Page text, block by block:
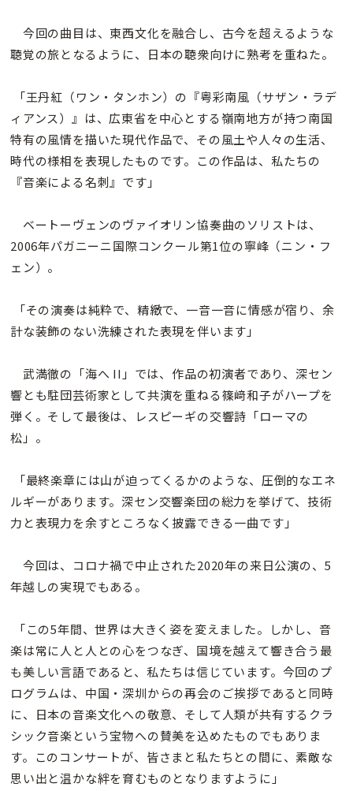
今回の曲目は、東西文化を融合し、古今を超えるような
聴覚の旅となるように、日本の聴衆向けに熟考を重ねた。
「王丹紅（ワン・タンホン）の『粤彩南風（サザン・ラデ
ィアンス）』は、広東省を中心とする嶺南地方が持つ南国
特有の風情を描いた現代作品で、その風土や人々の生活、
時代の様相を表現したものです。この作品は、私たちの
『音楽による名刺』です」
ベートーヴェンのヴァイオリン協奏曲のソリストは、
2006年パガニーニ国際コンクール第1位の寧峰（ニン・フ
ェン）。
「その演奏は純粋で、精緻で、一音一音に情感が宿り、余
計な装飾のない洗練された表現を伴います」
武満徹の「海へ II」では、作品の初演者であり、深セン
響とも駐団芸術家として共演を重ねる篠﨑和子がハープを
弾く。そして最後は、レスピーギの交響詩「ローマの
松」。
「最終楽章には山が迫ってくるかのような、圧倒的なエネ
ルギーがあります。深セン交響楽団の総力を挙げて、技術
力と表現力を余すところなく披露できる一曲です」
今回は、コロナ禍で中止された2020年の来日公演の、5
年越しの実現でもある。
「この5年間、世界は大きく姿を変えました。しかし、音
楽は常に人と人との心をつなぎ、国境を越えて響き合う最
も美しい言語であると、私たちは信じています。今回のプ
ログラムは、中国・深圳からの再会のご挨拶であると同時
に、日本の音楽文化への敬意、そして人類が共有するクラ
シック音楽という宝物への賛美を込めたものでもありま
す。このコンサートが、皆さまと私たちとの間に、素敵な
思い出と温かな絆を育むものとなりますように」